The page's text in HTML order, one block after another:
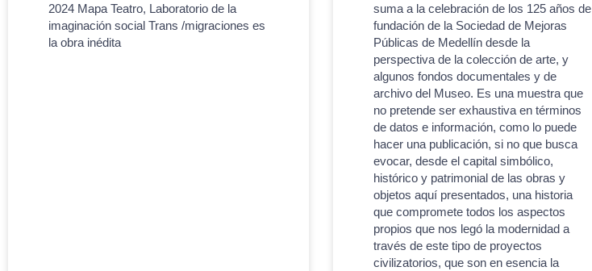
2024 Mapa Teatro, Laboratorio de la
imaginación social Trans /migraciones es
la obra inédita
suma a la celebración de los 125 años de
fundación de la Sociedad de Mejoras
Públicas de Medellín desde la
perspectiva de la colección de arte, y
algunos fondos documentales y de
archivo del Museo. Es una muestra que
no pretende ser exhaustiva en términos
de datos e información, como lo puede
hacer una publicación, si no que busca
evocar, desde el capital simbólico,
histórico y patrimonial de las obras y
objetos aquí presentados, una historia
que compromete todos los aspectos
propios que nos legó la modernidad a
través de este tipo de proyectos
civilizatorios, que son en esencia la